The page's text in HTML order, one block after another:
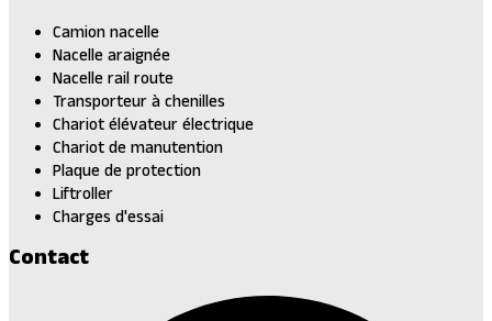
Camion nacelle
Nacelle araignée
Nacelle rail route
Transporteur à chenilles
Chariot élévateur électrique
Chariot de manutention
Plaque de protection
Liftroller
Charges d'essai
Contact